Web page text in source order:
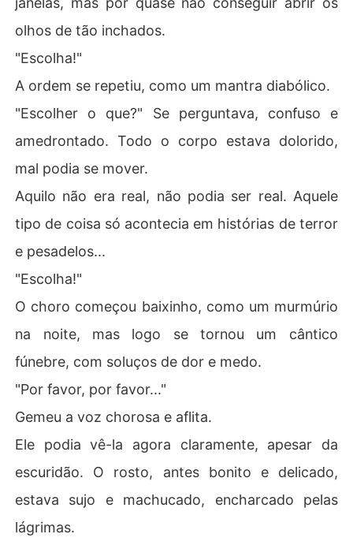
vida, desviando seu foco.  Ele não poderia permitir que
algo tão "pequeno" o distraísse, mas ela se mostrará ca
da vez mais uma tentação em seu caminho.
tava incapaz de ter, Hugo percebe que na busca por vin
gança, há o risco de nos tornarmos o monstro contra o
"O que você vê quando se olha no espelho?"
olhos de tão inchados.
"Escolha!"
A ordem se repetiu, como um mantra diabólico.
"Escolher o que?" Se perguntava, confuso e
amedrontado. Todo o corpo estava dolorido,
mal podia se mover.
Aquilo não era real, não podia ser real. Aquele
tipo de coisa só acontecia em histórias de terror
e pesadelos...
"Escolha!"
O choro começou baixinho, como um murmúrio
na noite, mas logo se tornou um cântico
fúnebre, com soluços de dor e medo.
"Por favor, por favor..."
Gemeu a voz chorosa e aflita.
Ele podia vê-la agora claramente, apesar da
escuridão. O rosto, antes bonito e delicado,
estava sujo e machucado, encharcado pelas
lágrimas.